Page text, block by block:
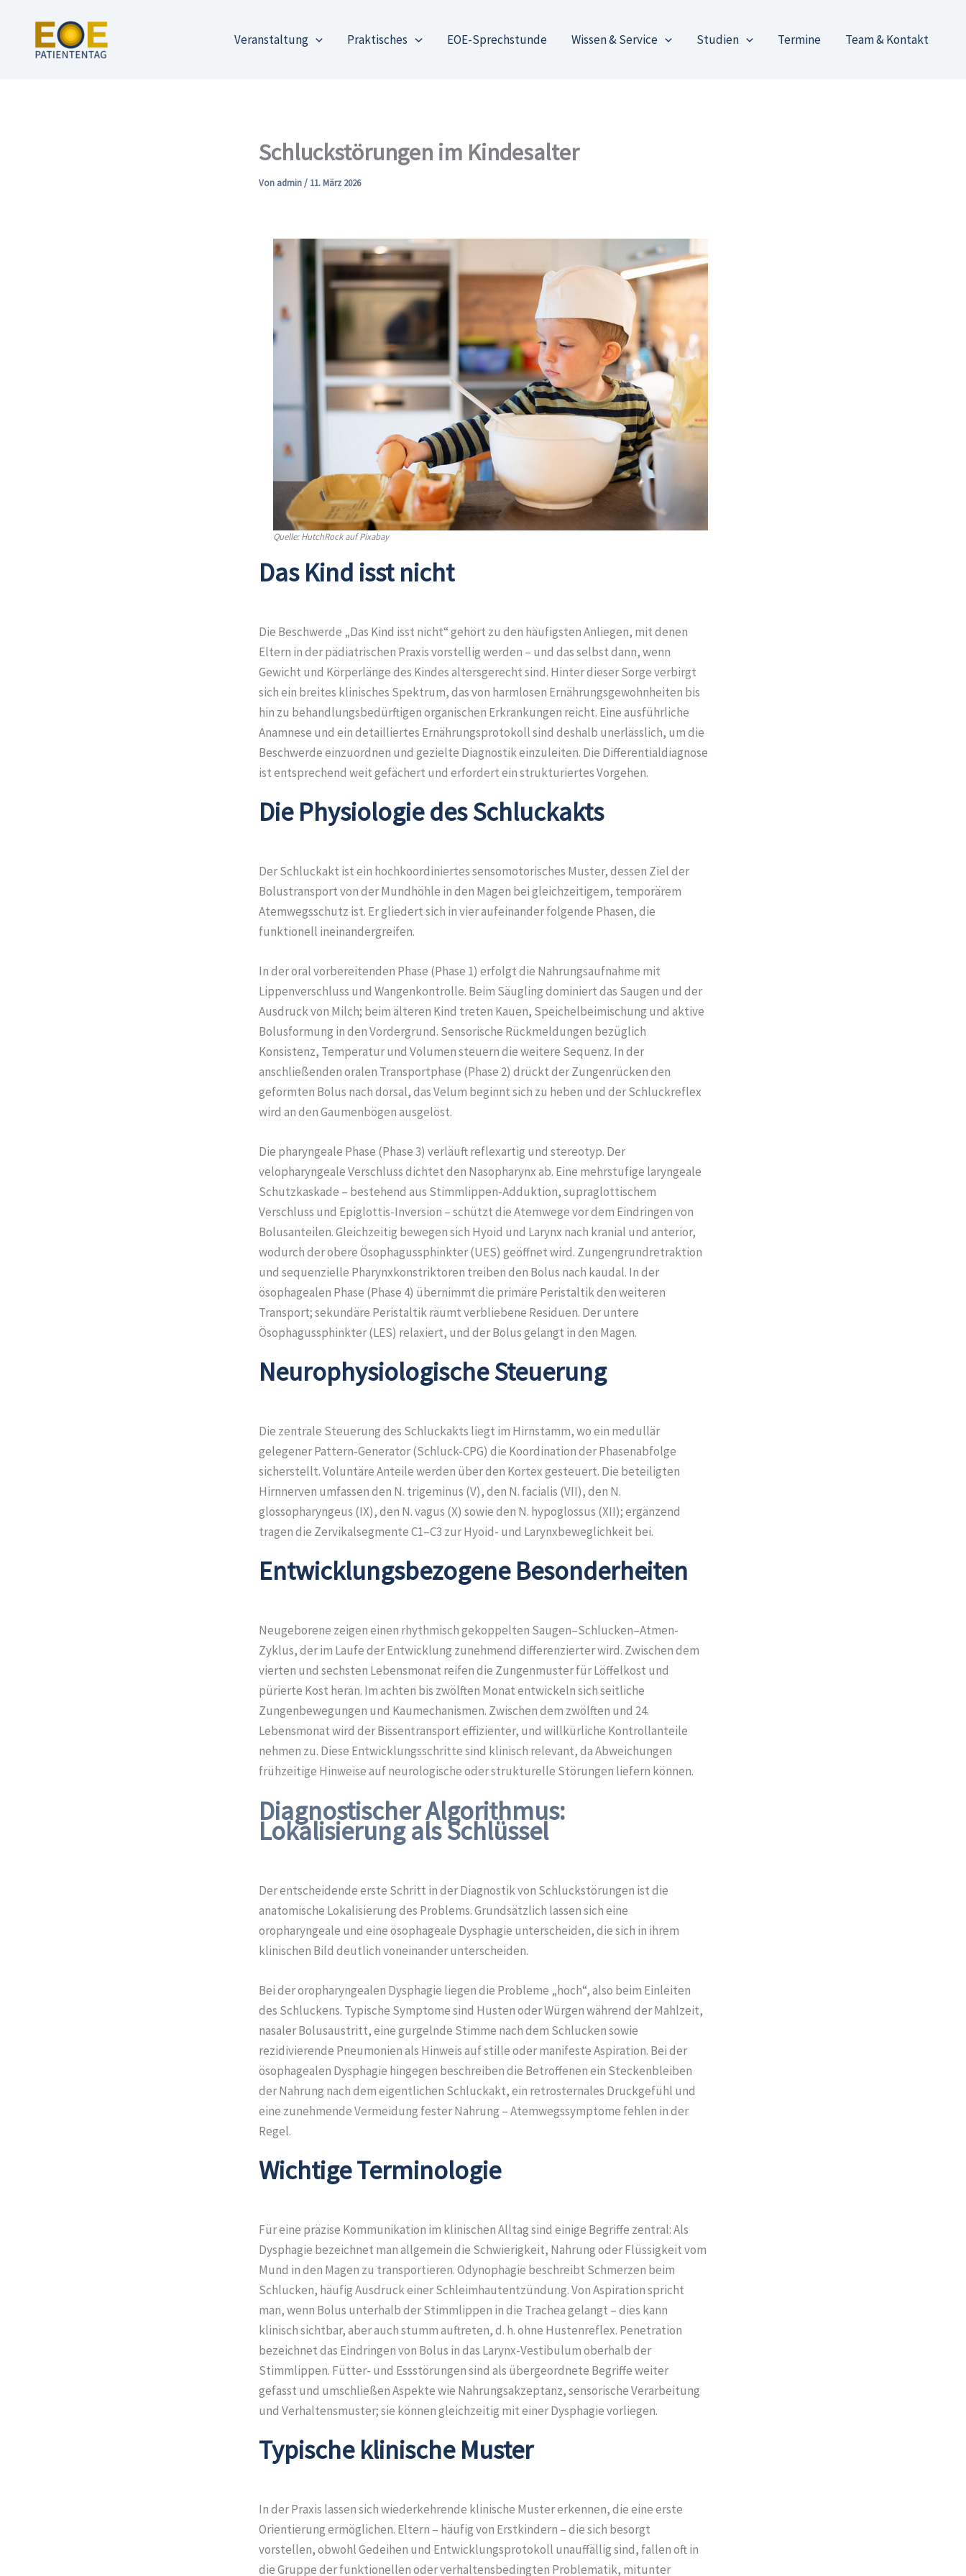
springen
Veranstaltung Praktisches EOE-Sprechstunde Wissen & Service Studien Termine Team & Kontakt
Schluckstörungen im Kindesalter
Von admin/ 11. März 2026
Quelle: HutchRock auf Pixabay
Das Kind isst nicht
Die Beschwerde „Das Kind isst nicht“ gehört zu den häufigsten Anliegen, mit denen
Eltern in der pädiatrischen Praxis vorstellig werden – und das selbst dann, wenn
Gewicht und Körperlänge des Kindes altersgerecht sind. Hinter dieser Sorge verbirgt
sich ein breites klinisches Spektrum, das von harmlosen Ernährungsgewohnheiten bis
hin zu behandlungsbedürftigen organischen Erkrankungen reicht. Eine ausführliche
Anamnese und ein detailliertes Ernährungsprotokoll sind deshalb unerlässlich, um die
Beschwerde einzuordnen und gezielte Diagnostik einzuleiten. Die Differentialdiagnose
ist entsprechend weit gefächert und erfordert ein strukturiertes Vorgehen.
Die Physiologie des Schluckakts
Der Schluckakt ist ein hochkoordiniertes sensomotorisches Muster, dessen Ziel der
Bolustransport von der Mundhöhle in den Magen bei gleichzeitigem, temporärem
Atemwegsschutz ist. Er gliedert sich in vier aufeinander folgende Phasen, die
funktionell ineinandergreifen.
In der oral vorbereitenden Phase (Phase 1) erfolgt die Nahrungsaufnahme mit
Lippenverschluss und Wangenkontrolle. Beim Säugling dominiert das Saugen und der
Ausdruck von Milch; beim älteren Kind treten Kauen, Speichelbeimischung und aktive
Bolusformung in den Vordergrund. Sensorische Rückmeldungen bezüglich
Konsistenz, Temperatur und Volumen steuern die weitere Sequenz. In der
anschließenden oralen Transportphase (Phase 2) drückt der Zungenrücken den
geformten Bolus nach dorsal, das Velum beginnt sich zu heben und der Schluckreflex
wird an den Gaumenbögen ausgelöst.
Die pharyngeale Phase (Phase 3) verläuft reflexartig und stereotyp. Der
velopharyngeale Verschluss dichtet den Nasopharynx ab. Eine mehrstufige laryngeale
Schutzkaskade – bestehend aus Stimmlippen-Adduktion, supraglottischem
Verschluss und Epiglottis-Inversion – schützt die Atemwege vor dem Eindringen von
Bolusanteilen. Gleichzeitig bewegen sich Hyoid und Larynx nach kranial und anterior,
wodurch der obere Ösophagussphinkter (UES) geöffnet wird. Zungengrundretraktion
und sequenzielle Pharynxkonstriktoren treiben den Bolus nach kaudal. In der
ösophagealen Phase (Phase 4) übernimmt die primäre Peristaltik den weiteren
Transport; sekundäre Peristaltik räumt verbliebene Residuen. Der untere
Ösophagussphinkter (LES) relaxiert, und der Bolus gelangt in den Magen.
Neurophysiologische Steuerung
Die zentrale Steuerung des Schluckakts liegt im Hirnstamm, wo ein medullär
gelegener Pattern-Generator (Schluck-CPG) die Koordination der Phasenabfolge
sicherstellt. Voluntäre Anteile werden über den Kortex gesteuert. Die beteiligten
Hirnnerven umfassen den N. trigeminus (V), den N. facialis (VII), den N.
glossopharyngeus (IX), den N. vagus (X) sowie den N. hypoglossus (XII); ergänzend
tragen die Zervikalsegmente C1–C3 zur Hyoid- und Larynxbeweglichkeit bei.
Entwicklungsbezogene Besonderheiten
Neugeborene zeigen einen rhythmisch gekoppelten Saugen–Schlucken–Atmen-
Zyklus, der im Laufe der Entwicklung zunehmend differenzierter wird. Zwischen dem
vierten und sechsten Lebensmonat reifen die Zungenmuster für Löffelkost und
pürierte Kost heran. Im achten bis zwölften Monat entwickeln sich seitliche
Zungenbewegungen und Kaumechanismen. Zwischen dem zwölften und 24.
Lebensmonat wird der Bissentransport effizienter, und willkürliche Kontrollanteile
nehmen zu. Diese Entwicklungsschritte sind klinisch relevant, da Abweichungen
frühzeitige Hinweise auf neurologische oder strukturelle Störungen liefern können.
Diagnostischer Algorithmus:
Lokalisierung als Schlüssel
Der entscheidende erste Schritt in der Diagnostik von Schluckstörungen ist die
anatomische Lokalisierung des Problems. Grundsätzlich lassen sich eine
oropharyngeale und eine ösophageale Dysphagie unterscheiden, die sich in ihrem
klinischen Bild deutlich voneinander unterscheiden.
Bei der oropharyngealen Dysphagie liegen die Probleme „hoch“, also beim Einleiten
des Schluckens. Typische Symptome sind Husten oder Würgen während der Mahlzeit,
nasaler Bolusaustritt, eine gurgelnde Stimme nach dem Schlucken sowie
rezidivierende Pneumonien als Hinweis auf stille oder manifeste Aspiration. Bei der
ösophagealen Dysphagie hingegen beschreiben die Betroffenen ein Steckenbleiben
der Nahrung nach dem eigentlichen Schluckakt, ein retrosternales Druckgefühl und
eine zunehmende Vermeidung fester Nahrung – Atemwegssymptome fehlen in der
Regel.
Wichtige Terminologie
Für eine präzise Kommunikation im klinischen Alltag sind einige Begriffe zentral: Als
Dysphagie bezeichnet man allgemein die Schwierigkeit, Nahrung oder Flüssigkeit vom
Mund in den Magen zu transportieren. Odynophagie beschreibt Schmerzen beim
Schlucken, häufig Ausdruck einer Schleimhautentzündung. Von Aspiration spricht
man, wenn Bolus unterhalb der Stimmlippen in die Trachea gelangt – dies kann
klinisch sichtbar, aber auch stumm auftreten, d. h. ohne Hustenreflex. Penetration
bezeichnet das Eindringen von Bolus in das Larynx-Vestibulum oberhalb der
Stimmlippen. Fütter- und Essstörungen sind als übergeordnete Begriffe weiter
gefasst und umschließen Aspekte wie Nahrungsakzeptanz, sensorische Verarbeitung
und Verhaltensmuster; sie können gleichzeitig mit einer Dysphagie vorliegen.
Typische klinische Muster
In der Praxis lassen sich wiederkehrende klinische Muster erkennen, die eine erste
Orientierung ermöglichen. Eltern – häufig von Erstkindern – die sich besorgt
vorstellen, obwohl Gedeihen und Entwicklungsprotokoll unauffällig sind, fallen oft in
die Gruppe der funktionellen oder verhaltensbedingten Problematik, mitunter